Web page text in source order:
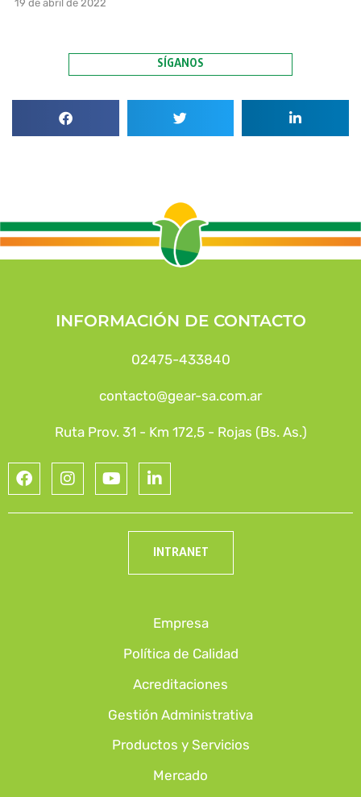
19 de abril de 2022
SÍGANOS
INFORMACIÓN DE CONTACTO
02475-433840
contacto@gear-sa.com.ar
Ruta Prov. 31 - Km 172,5 - Rojas (Bs. As.)
INTRANET
Empresa
Política de Calidad
Acreditaciones
Gestión Administrativa
Productos y Servicios
Mercado